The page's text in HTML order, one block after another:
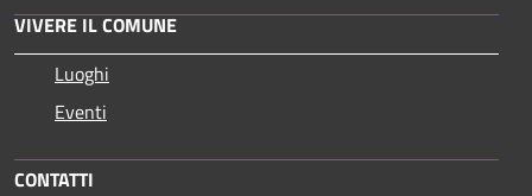
VIVERE IL COMUNE
Luoghi
Eventi
CONTATTI